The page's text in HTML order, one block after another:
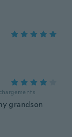
chargements
grandson